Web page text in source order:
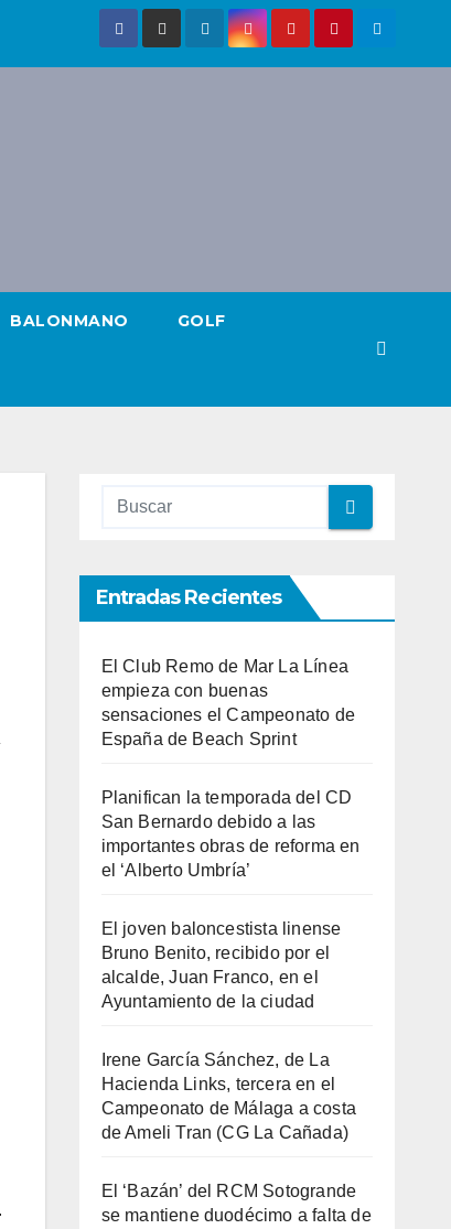
BALONMANO GOLF
Entradas Recientes
El Club Remo de Mar La Línea
empieza con buenas
sensaciones el Campeonato de
España de Beach Sprint
Planifican la temporada del CD
San Bernardo debido a las
importantes obras de reforma en
el ‘Alberto Umbría’
El joven baloncestista linense
Bruno Benito, recibido por el
alcalde, Juan Franco, en el
Ayuntamiento de la ciudad
Irene García Sánchez, de La
Hacienda Links, tercera en el
Campeonato de Málaga a costa
de Ameli Tran (CG La Cañada)
El ‘Bazán’ del RCM Sotogrande
se mantiene duodécimo a falta de